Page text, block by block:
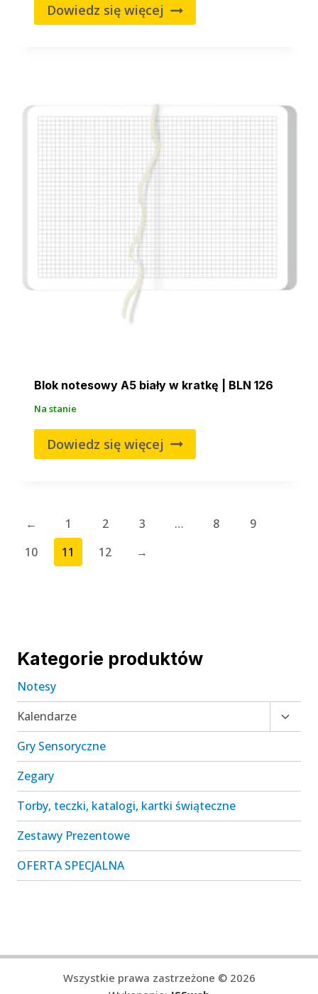
Dowiedz się więcej
Blok notesowy A5 biały w kratkę | BLN 126
Na stanie
Dowiedz się więcej
← 1 2 3 … 8
9
10
11 12 →
Kategorie produktów
Notesy
Kalendarze
menu
Gry Sensoryczne
Zegary
Torby, teczki, katalogi, kartki świąteczne
Zestawy Prezentowe
OFERTA SPECJALNA
Wszystkie prawa zastrzeżone © 2026